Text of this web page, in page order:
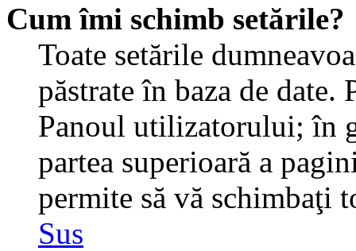
Cum îmi schimb setările?
Toate setările
păstrate în baza de
Panoul utilizatorului; în
partea superioară a
permite să vă schimbaţi
Sus